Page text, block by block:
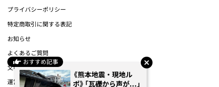
おすすめ記事
《熊本地震・現地ル
ポ》「瓦礫から声が...」
プライバシーポリシー
特定商取引に関する表記
お知らせ
よくあるご質問
文春オンライン
運営会社